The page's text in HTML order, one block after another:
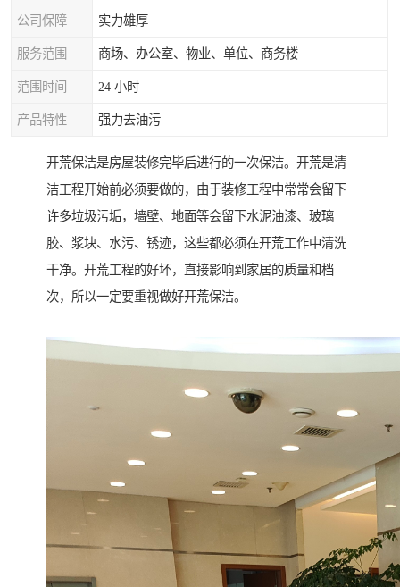
公司保障 实力雄厚
服务范围 商场、办公室、物业、单位、商务楼
范围时间 24 小时
产品特性 强力去油污
开荒保洁是房屋装修完毕后进行的一次保洁。开荒是清
洁工程开始前必须要做的，由于装修工程中常常会留下
许多垃圾污垢，墙壁、地面等会留下水泥油漆、玻璃
胶、浆块、水污、锈迹，这些都必须在开荒工作中清洗
干净。开荒工程的好坏，直接影响到家居的质量和档
次，所以一定要重视做好开荒保洁。